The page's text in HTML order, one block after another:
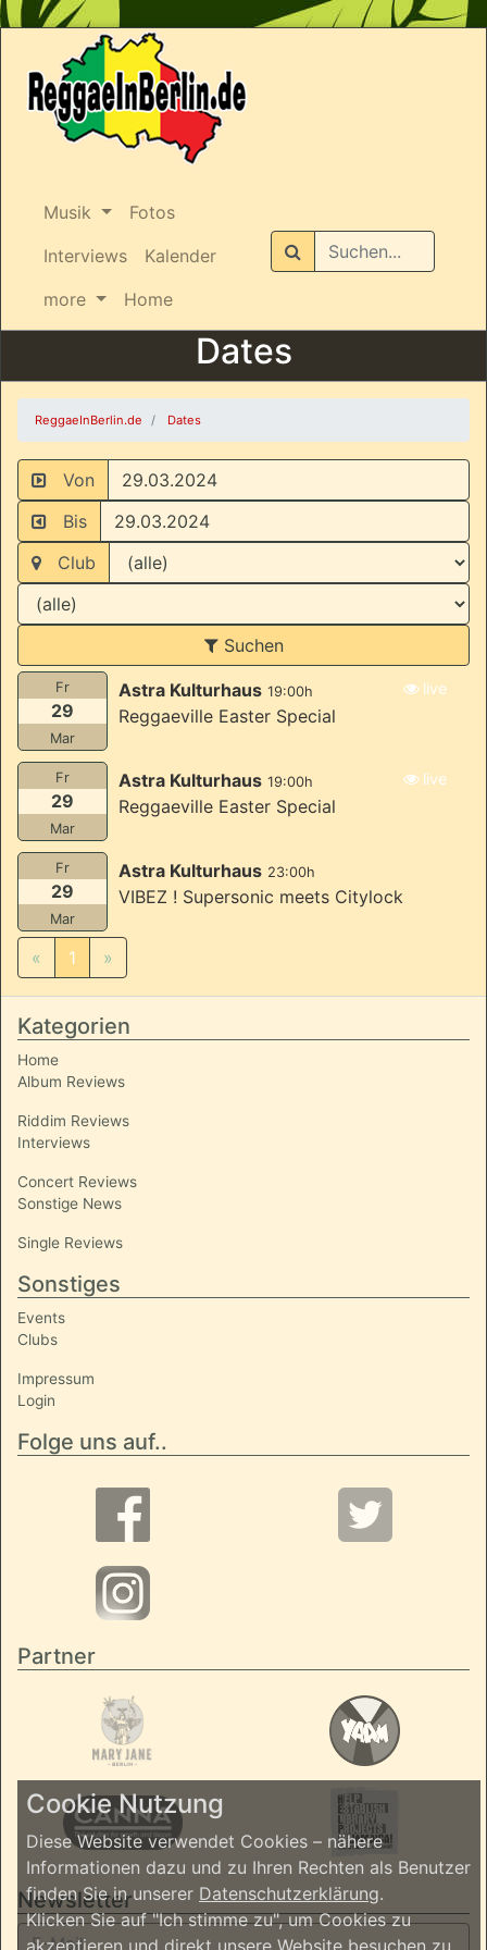
Musik
Fotos
Interviews
Kalender
more
Home
Suchen
Dates
ReggaeInBerlin.de Dates
Von
Bis
Club
Suchen
Fr
29
Mar
live
Astra Kulturhaus 19:00h
Reggaeville Easter Special
Fr
29
Mar
live
Astra Kulturhaus 19:00h
Reggaeville Easter Special
Fr
29
Mar
Astra Kulturhaus 23:00h
VIBEZ ! Supersonic meets Citylock
« 1 »
Kategorien
Home
Album Reviews
Riddim Reviews
Interviews
Concert Reviews
Sonstige News
Single Reviews
Sonstiges
Events
Clubs
Impressum
Login
Folge uns auf..
Partner
Newsletter
Cookie Nutzung
Diese Website verwendet Cookies – nähere
Informationen dazu und zu Ihren Rechten als Benutzer
finden Sie in unserer Datenschutzerklärung.
Klicken Sie auf "Ich stimme zu", um Cookies zu
akzeptieren und direkt unsere Website besuchen zu